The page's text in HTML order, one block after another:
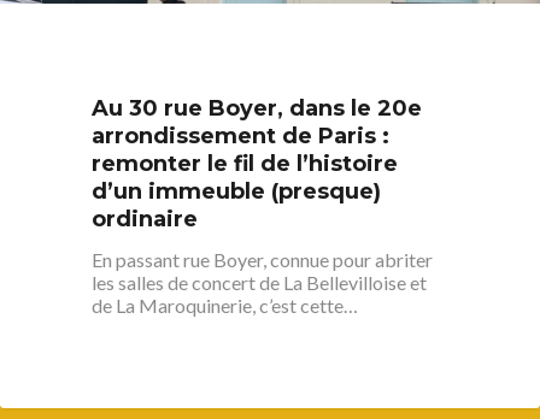
Au 30 rue Boyer, dans le 20e
arrondissement de Paris :
remonter le fil de l’histoire
d’un immeuble (presque)
ordinaire
En passant rue Boyer, connue pour abriter
les salles de concert de La Bellevilloise et
de La Maroquinerie, c’est cette…